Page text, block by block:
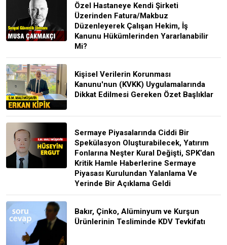
Özel Hastaneye Kendi Şirketi
Üzerinden Fatura/Makbuz
Düzenleyerek Çalışan Hekim, İş
Kanunu Hükümlerinden Yararlanabilir
Mi?
Kişisel Verilerin Korunması
Kanunu'nun (KVKK) Uygulamalarında
Dikkat Edilmesi Gereken Özet Başlıklar
Sermaye Piyasalarında Ciddi Bir
Spekülasyon Oluşturabilecek, Yatırım
Fonlarına Neşter Kural Değişti, SPK’dan
Kritik Hamle Haberlerine Sermaye
Piyasası Kurulundan Yalanlama Ve
Yerinde Bir Açıklama Geldi
Bakır, Çinko, Alüminyum ve Kurşun
Ürünlerinin Tesliminde KDV Tevkifatı